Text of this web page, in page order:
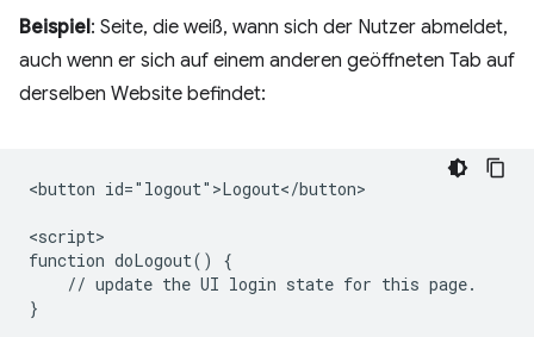
Beispiel: Seite, die weiß, wann sich der Nutzer abmeldet,
auch wenn er sich auf einem anderen geöffneten Tab auf
derselben Website befindet:
<button id="logout">Logout</button>
<script>
function doLogout() {
    // update the UI login state for this page.
}